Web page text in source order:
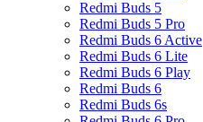
Redmi Buds 5
Redmi Buds 5 Pro
Redmi Buds 6 Active
Redmi Buds 6 Lite
Redmi Buds 6 Play
Redmi Buds 6
Redmi Buds 6s